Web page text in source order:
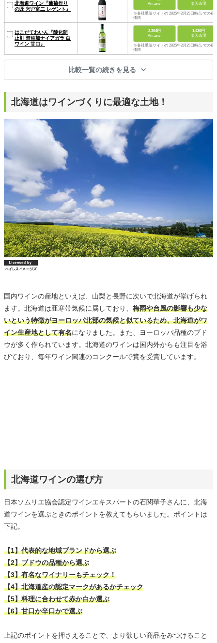
北海道ワイン『葡萄作り
の匠 宍戸富二 レゲント』
Amazon
楽天市場
※各社通販サイトの 2025年2月25日時点 での税
価格
はこだてわいん『酸化防
止剤 無添加ナイアガラ 白
ワイン 甘口』
2,304円
Amazon
1,430円
楽天市場
※各社通販サイトの 2025年2月25日時点 での税
価格
比較一覧の続きを見る
北海道はワインづくりに最適な土地！
国内ワインの産地といえば、山梨と長野に次いで北海道が挙げられ
ます。北海道は亜寒帯気候に属しており、 梅雨や台風の影響も少な
いという特徴がヨーロッパ北部の気候と似ているため、北海道がワ
イン生産地として有名になりました。また、ヨーロッパ品種のブド
ウが多く作られています。北海道のワインは国内外からも注目を浴
びており、毎年ワイン関連のコンクールで賞を受賞しています。
北海道ワインの選び方
日本ソムリエ協会認定ワインエキスパートの石関華子さんに、北海
道ワインを選ぶときのポイントを教えてもらいました。ポイントは
下記。
【1】代表的な地域ブランドから選ぶ
【2】ブドウの品種から選ぶ
【3】有名なワイナリーもチェック！
【4】北海道産の認定マークがあるかチェック
【5】料理に合わせて赤か白か選ぶ
【6】甘口か辛口かで選ぶ
上記のポイントを押さえることで、より欲しい商品をみつけること